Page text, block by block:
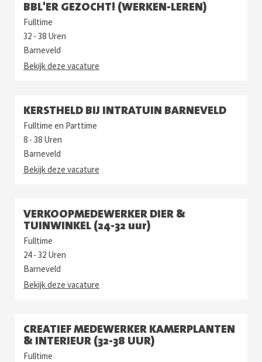
BBL'ER GEZOCHT! (WERKEN-LEREN)
Fulltime
32 - 38 Uren
Barneveld
Bekijk deze vacature
KERSTHELD BIJ INTRATUIN BARNEVELD
Fulltime en Parttime
8 - 38 Uren
Barneveld
Bekijk deze vacature
VERKOOPMEDEWERKER DIER &
TUINWINKEL (24-32 uur)
Fulltime
24 - 32 Uren
Barneveld
Bekijk deze vacature
CREATIEF MEDEWERKER KAMERPLANTEN
& INTERIEUR (32-38 UUR)
Fulltime